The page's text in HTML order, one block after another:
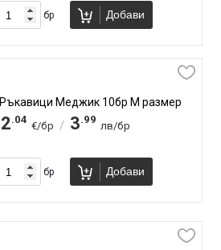
бр Добави
Ръкавици Меджик 10бр М размер
2.04
€/бр / 3.99
лв/бр
бр Добави